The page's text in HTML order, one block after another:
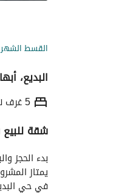
القسط
البديع، أبها
5 غرف نوم
التفاصيل
شقة للبيع
بدء الحجز